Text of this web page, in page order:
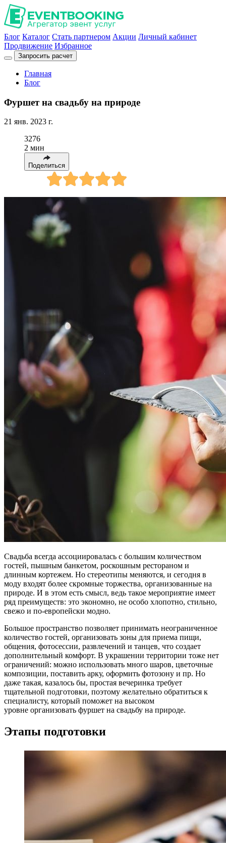
Блог Каталог Стать партнером Акции Личный кабинет
Продвижение Избранное
Запросить расчет
Главная
Блог
Фуршет на свадьбу на природе
21 янв. 2023 г.
3276
2 мин
Поделиться
Свадьба всегда ассоциировалась с большим количеством
гостей, пышным банкетом, роскошным рестораном и
длинным кортежем. Но стереотипы меняются, и сегодня в
моду входят более скромные торжества, организованные на
природе. И в этом есть смысл, ведь такое мероприятие имеет
ряд преимуществ: это экономно, не особо хлопотно, стильно,
свежо и по-европейски модно.
Большое пространство позволяет принимать неограниченное
количество гостей, организовать зоны для приема пищи,
общения, фотосессии, развлечений и танцев, что создает
дополнительный комфорт. В украшении территории тоже нет
ограничений: можно использовать много шаров, цветочные
композиции, поставить арку, оформить фотозону и пр. Но
даже такая, казалось бы, простая вечеринка требует
тщательной подготовки, поэтому желательно обратиться к
специалисту, который поможет на высоком
уровне организовать фуршет на свадьбу на природе.
Этапы подготовки